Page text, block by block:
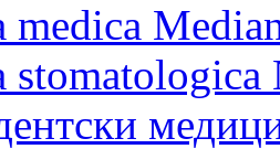
medica
stomatologica